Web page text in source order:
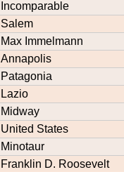
Incomparable
Salem
Max Immelmann
Annapolis
Patagonia
Lazio
Midway
United States
Minotaur
Franklin D. Roosevelt